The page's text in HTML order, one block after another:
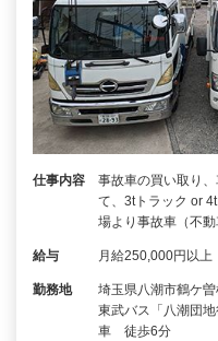
仕事内容
事故車の買い取り
て、3tトラック or
場より事故車（不
給与 月給250,000円以上
勤務地
埼玉県八潮市鶴ケ
東武バス「八潮団
車 徒歩6分